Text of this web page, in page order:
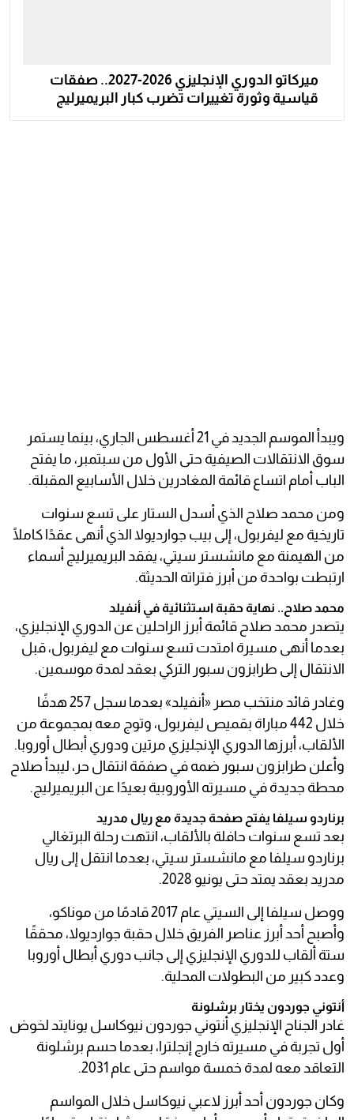
ميركاتو الدوري الإنجليزي 2026-2027.. صفقات
قياسية وثورة تغييرات تضرب كبار البريميرليج
ويبدأ الموسم الجديد في 21 أغسطس الجاري، بينما يستمر
سوق الانتقالات الصيفية حتى الأول من سبتمبر، ما يفتح
الباب أمام اتساع قائمة المغادرين خلال الأسابيع المقبلة.
ومن محمد صلاح الذي أسدل الستار على تسع سنوات
تاريخية مع ليفربول، إلى بيب جوارديولا الذي أنهى عقدًا كاملًا
من الهيمنة مع مانشستر سيتي، يفقد البريميرليج أسماء
ارتبطت بواحدة من أبرز فتراته الحديثة.
محمد صلاح.. نهاية حقبة استثنائية في أنفيلد
يتصدر محمد صلاح قائمة أبرز الراحلين عن الدوري الإنجليزي،
بعدما أنهى مسيرة امتدت تسع سنوات مع ليفربول، قبل
الانتقال إلى طرابزون سبور التركي بعقد لمدة موسمين.
وغادر قائد منتخب مصر «أنفيلد» بعدما سجل 257 هدفًا
خلال 442 مباراة بقميص ليفربول، وتوج معه بمجموعة من
الألقاب، أبرزها الدوري الإنجليزي مرتين ودوري أبطال أوروبا.
وأعلن طرابزون سبور ضمه في صفقة انتقال حر، ليبدأ صلاح
محطة جديدة في مسيرته الأوروبية بعيدًا عن البريميرليج.
برناردو سيلفا يفتح صفحة جديدة مع ريال مدريد
بعد تسع سنوات حافلة بالألقاب، انتهت رحلة البرتغالي
برناردو سيلفا مع مانشستر سيتي، بعدما انتقل إلى ريال
مدريد بعقد يمتد حتى يونيو 2028.
ووصل سيلفا إلى السيتي عام 2017 قادمًا من موناكو،
وأصبح أحد أبرز عناصر الفريق خلال حقبة جوارديولا، محققًا
ستة ألقاب للدوري الإنجليزي إلى جانب دوري أبطال أوروبا
وعدد كبير من البطولات المحلية.
أنتوني جوردون يختار برشلونة
غادر الجناح الإنجليزي أنتوني جوردون نيوكاسل يونايتد لخوض
أول تجربة في مسيرته خارج إنجلترا، بعدما حسم برشلونة
التعاقد معه لمدة خمسة مواسم حتى عام 2031.
وكان جوردون أحد أبرز لاعبي نيوكاسل خلال المواسم